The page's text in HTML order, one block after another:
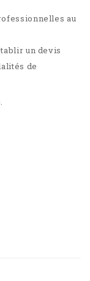
au
un devis
de